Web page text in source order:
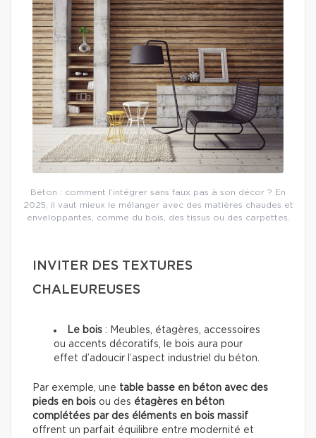
Béton : comment l’intégrer sans faux pas à son décor ? En
2025, il vaut mieux le mélanger avec des matières chaudes et
enveloppantes, comme du bois, des tissus ou des carpettes.
INVITER DES TEXTURES
CHALEUREUSES
Le bois : Meubles, étagères, accessoires
ou accents décoratifs, le bois aura pour
effet d’adoucir l’aspect industriel du béton.
Par exemple, une table basse en béton avec des
pieds en bois ou des étagères en béton
complétées par des éléments en bois massif
offrent un parfait équilibre entre modernité et